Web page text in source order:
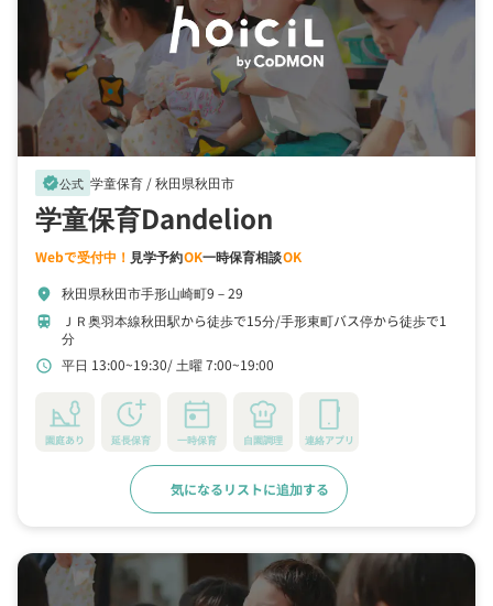
verified公式 学童保育 /秋田県秋田市
学童保育Dandelion
Webで受付中！ 見学予約OK一時保育相談OK
location_on 秋田県秋田市手形山崎町9－29
train ＪＲ奥羽本線秋田駅から徒歩で15分 手形東町バス停から徒歩で1
分
schedule 平日 13:00~19:30 土曜 7:00~19:00
園庭あり 延長保育 一時保育 自園調理 連絡アプリ
気になるリストに追加する